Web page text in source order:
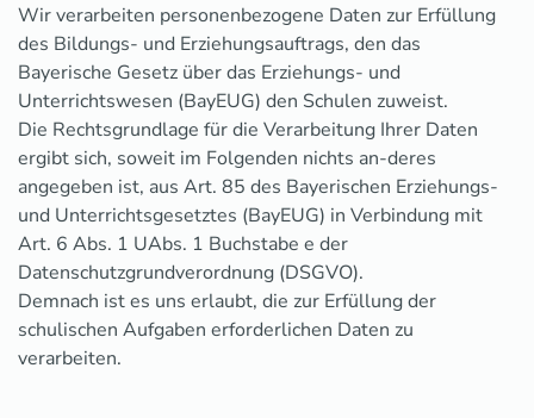
Wir verarbeiten personenbezogene Daten zur Erfüllung
des Bildungs- und Erziehungsauftrags, den das
Bayerische Gesetz über das Erziehungs- und
Unterrichtswesen (BayEUG) den Schulen zuweist.
Die Rechtsgrundlage für die Verarbeitung Ihrer Daten
ergibt sich, soweit im Folgenden nichts an-deres
angegeben ist, aus Art. 85 des Bayerischen Erziehungs-
und Unterrichtsgesetztes (BayEUG) in Verbindung mit
Art. 6 Abs. 1 UAbs. 1 Buchstabe e der
Datenschutzgrundverordnung (DSGVO).
Demnach ist es uns erlaubt, die zur Erfüllung der
schulischen Aufgaben erforderlichen Daten zu
verarbeiten.